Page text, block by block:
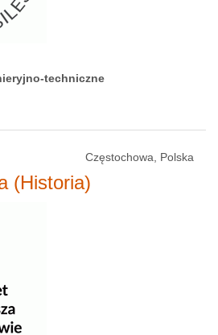
techniczne
Częstochowa, Polska
(Historia)